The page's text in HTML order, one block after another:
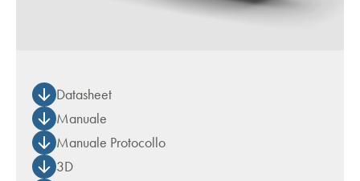
Datasheet
Manuale
Manuale Protocollo
3D